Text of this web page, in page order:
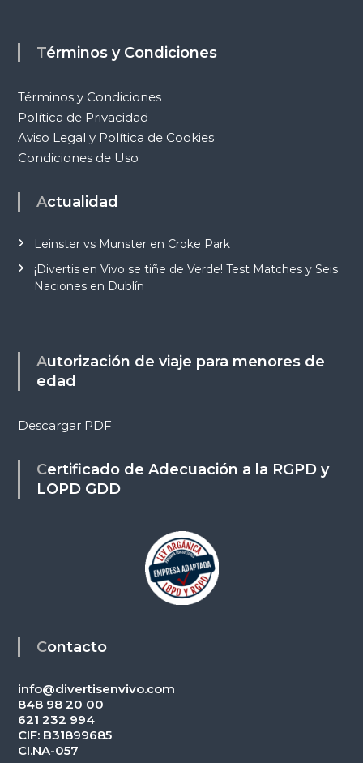
Términos y Condiciones
Términos y Condiciones
Política de Privacidad
Aviso Legal y Política de Cookies
Condiciones de Uso
Actualidad
Leinster vs Munster en Croke Park
¡Divertis en Vivo se tiñe de Verde! Test Matches y Seis
Naciones en Dublín
Autorización de viaje para menores de
edad
Descargar PDF
Certificado de Adecuación a la RGPD y
LOPD GDD
Contacto
info@divertisenvivo.com
848 98 20 00
621 232 994
CIF: B31899685
CI.NA-057